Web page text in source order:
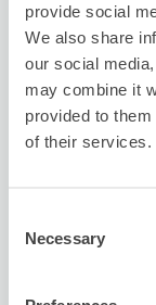
provide social
We also share
our social
may combine it
provided to
of their services.
Selection
Necessary
8/10月 8/11火
上野駅から徒歩3